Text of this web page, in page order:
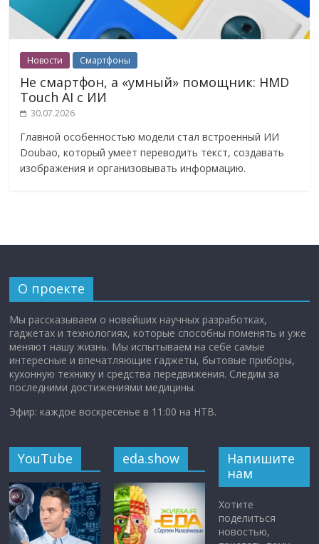
Новости Смартфоны
Не смартфон, а «умный» помощник: HMD
Touch AI с ИИ
30.07.2026
Главной особенностью модели стал встроенный ИИ
Doubao, который умеет переводить текст, создавать
изображения и организовывать информацию.
О проекте
Мы рассказываем о новейших научных разработках,
гаджетах и технологиях, которые способны поменять и уже
меняют нашу жизнь. Мы испытываем на себе самые
интересные и впечатляющие гаджеты, бытовые приборы,
кухонную технику и средства передвижения. Следим за
последними достижениями медицины.
Эфир: каждое воскресенье в 11:00 на НТВ.
YouTube eda.show
Напишите
нам
Хотите
поделиться
новостью,